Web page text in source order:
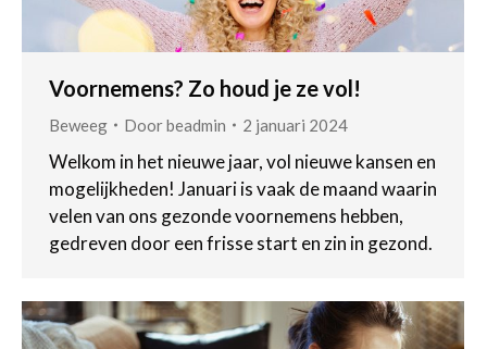
Voornemens? Zo houd je ze vol!
Beweeg Doorbeadmin 2 januari 2024
Welkom in het nieuwe jaar, vol nieuwe kansen en
mogelijkheden! Januari is vaak de maand waarin
velen van ons gezonde voornemens hebben,
gedreven door een frisse start en zin in gezond.